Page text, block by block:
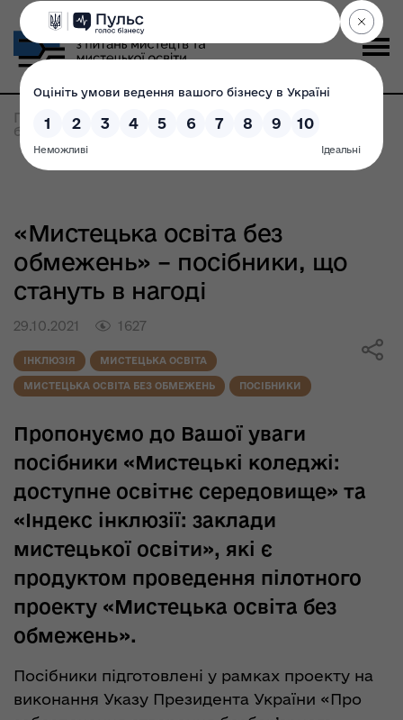
Головна Безбар'єрність >
«Мистецька освіта
без обмежень» - посібники, що стануть в нагоді
«Мистецька освіта без
обмежень» – посібники, що
стануть в нагоді
29.10.2021 1627
ІНКЛЮЗІЯ МИСТЕЦЬКА ОСВІТА
МИСТЕЦЬКА ОСВІТА БЕЗ ОБМЕЖЕНЬ ПОСІБНИКИ
Пропонуємо до Вашої уваги
посібники «Мистецькі коледжі:
доступне освітнє середовище» та
«Індекс інклюзії: заклади
мистецької освіти», які є
продуктом проведення пілотного
проекту «Мистецька освіта без
обмежень».
Посібники підготовлені у рамках проекту на
виконання Указу Президента України «Про